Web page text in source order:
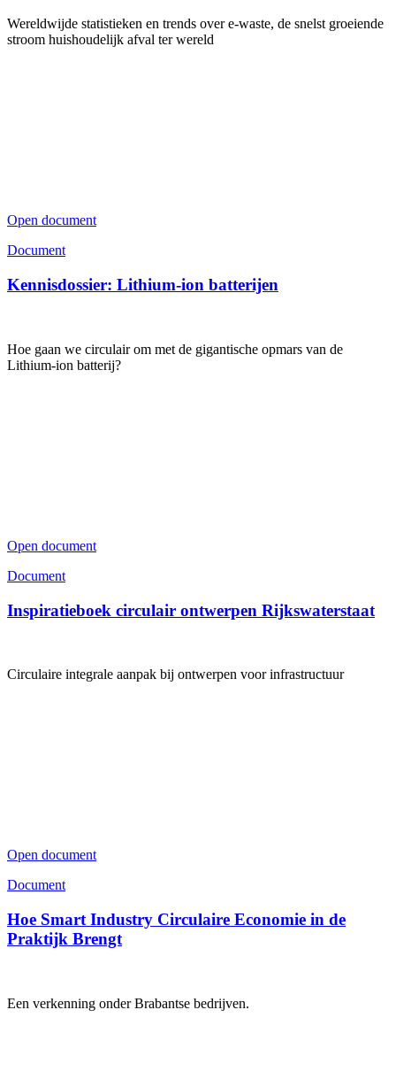
Wereldwijde statistieken en trends over e-waste, de snelst groeiende
stroom huishoudelijk afval ter wereld
Open document
Document
Kennisdossier: Lithium-ion batterijen
Hoe gaan we circulair om met de gigantische opmars van de
Lithium-ion batterij?
Open document
Document
Inspiratieboek circulair ontwerpen Rijkswaterstaat
Circulaire integrale aanpak bij ontwerpen voor infrastructuur
Open document
Document
Hoe Smart Industry Circulaire Economie in de
Praktijk Brengt
Een verkenning onder Brabantse bedrijven.